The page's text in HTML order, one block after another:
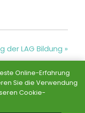
der LAG Bildung »
Online-Erfahrung
Sie die Verwendung
Cookie-